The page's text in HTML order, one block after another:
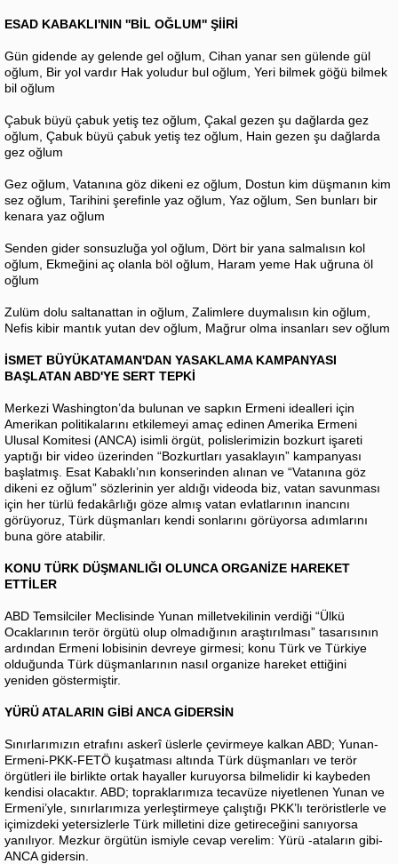
ESAD KABAKLI'NIN ''BİL OĞLUM'' ŞİİRİ
Gün gidende ay gelende gel oğlum, Cihan yanar sen gülende gül
oğlum, Bir yol vardır Hak yoludur bul oğlum, Yeri bilmek göğü bilmek
bil oğlum
Çabuk büyü çabuk yetiş tez oğlum, Çakal gezen şu dağlarda gez
oğlum, Çabuk büyü çabuk yetiş tez oğlum, Hain gezen şu dağlarda
gez oğlum
Gez oğlum, Vatanına göz dikeni ez oğlum, Dostun kim düşmanın kim
sez oğlum, Tarihini şerefinle yaz oğlum, Yaz oğlum, Sen bunları bir
kenara yaz oğlum
Senden gider sonsuzluğa yol oğlum, Dört bir yana salmalısın kol
oğlum, Ekmeğini aç olanla böl oğlum, Haram yeme Hak uğruna öl
oğlum
Zulüm dolu saltanattan in oğlum, Zalimlere duymalısın kin oğlum,
Nefis kibir mantık yutan dev oğlum, Mağrur olma insanları sev oğlum
İSMET BÜYÜKATAMAN'DAN YASAKLAMA KAMPANYASI
BAŞLATAN ABD'YE SERT TEPKİ
Merkezi Washington’da bulunan ve sapkın Ermeni idealleri için
Amerikan politikalarını etkilemeyi amaç edinen Amerika Ermeni
Ulusal Komitesi (ANCA) isimli örgüt, polislerimizin bozkurt işareti
yaptığı bir video üzerinden “Bozkurtları yasaklayın” kampanyası
başlatmış. Esat Kabaklı’nın konserinden alınan ve “Vatanına göz
dikeni ez oğlum” sözlerinin yer aldığı videoda biz, vatan savunması
için her türlü fedakârlığı göze almış vatan evlatlarının inancını
görüyoruz, Türk düşmanları kendi sonlarını görüyorsa adımlarını
buna göre atabilir.
KONU TÜRK DÜŞMANLIĞI OLUNCA ORGANİZE HAREKET
ETTİLER
ABD Temsilciler Meclisinde Yunan milletvekilinin verdiği “Ülkü
Ocaklarının terör örgütü olup olmadığının araştırılması” tasarısının
ardından Ermeni lobisinin devreye girmesi; konu Türk ve Türkiye
olduğunda Türk düşmanlarının nasıl organize hareket ettiğini
yeniden göstermiştir.
YÜRÜ ATALARIN GİBİ ANCA GİDERSİN
Sınırlarımızın etrafını askerî üslerle çevirmeye kalkan ABD; Yunan-
Ermeni-PKK-FETÖ kuşatması altında Türk düşmanları ve terör
örgütleri ile birlikte ortak hayaller kuruyorsa bilmelidir ki kaybeden
kendisi olacaktır. ABD; topraklarımıza tecavüze niyetlenen Yunan ve
Ermeni’yle, sınırlarımıza yerleştirmeye çalıştığı PKK’lı teröristlerle ve
içimizdeki yetersizlerle Türk milletini dize getireceğini sanıyorsa
yanılıyor. Mezkur örgütün ismiyle cevap verelim: Yürü -ataların gibi-
ANCA gidersin.